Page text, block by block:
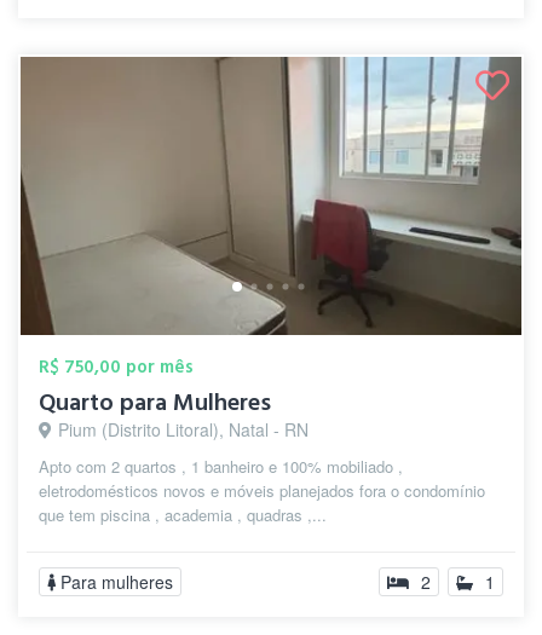
R$ 750,00 por mês
Quarto para Mulheres
Pium (Distrito Litoral), Natal - RN
Apto com 2 quartos , 1 banheiro e 100% mobiliado ,
eletrodomésticos novos e móveis planejados fora o condomínio
que tem piscina , academia , quadras ,...
Para mulheres 2 1